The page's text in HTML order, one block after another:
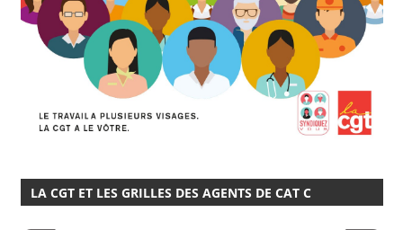
LA CGT ET LES GRILLES DES AGENTS DE CAT C